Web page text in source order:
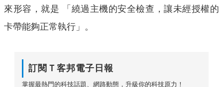
來形容，就是 「繞過主機的安全檢查，讓未經授權的
卡帶能夠正常執行」。
訂閱Ｔ客邦電子日報
掌握最熱門的科技話題、網路動態，升級你的科技原力！